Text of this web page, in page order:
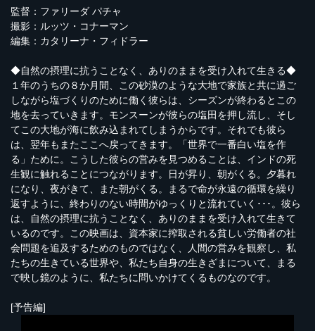
監督：ファリーダ パチャ
撮影：ルッツ・コナーマン
編集：カタリーナ・フィドラー
◆自然の摂理に抗うことなく、ありのままを受け入れて生きる◆
１年のうちの８か月間、この砂漠のような大地で家族と共に過ご
しながら塩づくりのために働く彼らは、シーズンが終わるとこの
地を去っていきます。モンスーンが彼らの塩田を押し流し、そし
てこの大地が海に飲み込まれてしまうからです。それでも彼ら
は、翌年もまたここへ戻ってきます。「世界で一番白い塩を作
る」ために。こうした彼らの営みを見つめることは、インドの死
生観に触れることにつながります。日が昇り、朝がくる。夕暮れ
になり、夜がきて、また朝がくる。まるで命が永遠の循環を繰り
返すように、終わりのない時間がゆっくりと流れていく･･･。彼ら
は、自然の摂理に抗うことなく、ありのままを受け入れて生きて
いるのです。この映画は、資本家に搾取される貧しい労働者の社
会問題を追及するためのものではなく、人間の営みを観察し、私
たちの生きている世界や、私たち自身の生きざまについて、まる
で映し鏡のように、私たちに問いかけてくるものなのです。
[予告編]